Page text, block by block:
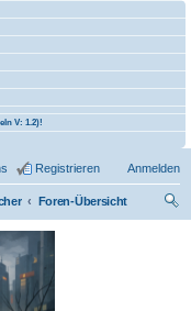
V: 1.2)!
Anmelden
Registrieren
Foren-Übersicht